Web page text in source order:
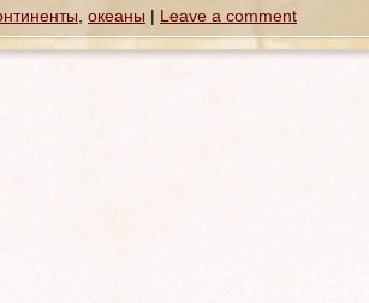
океаны | Leave a comment